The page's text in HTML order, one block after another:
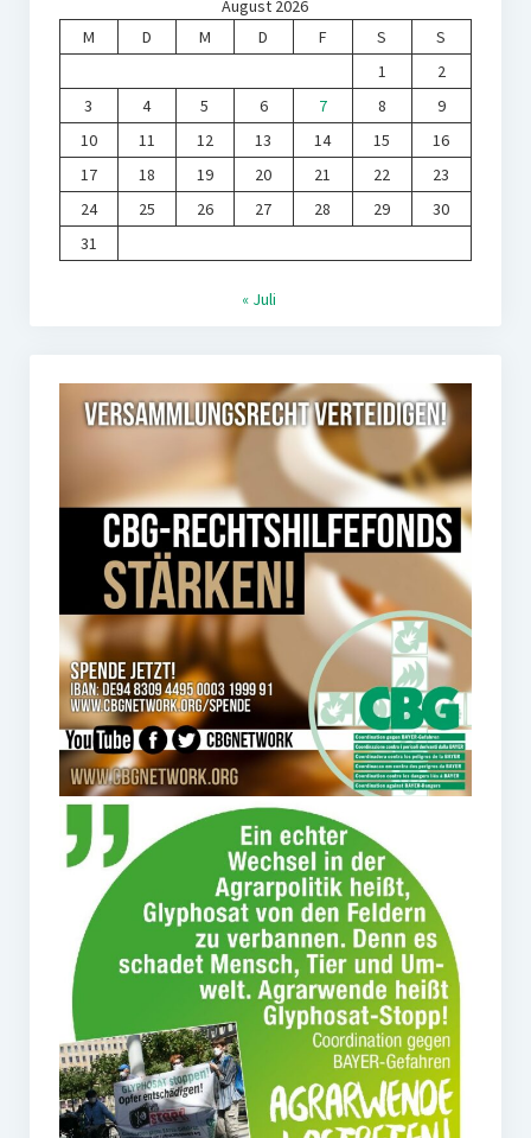
August 2026
M
D M D F S
S
1
2
3
4 5 6 7 8
9
10
11 12 13 14 15
16
17
18 19 20 21 22
23
24
25 26 27 28 29
30
31
« Juli